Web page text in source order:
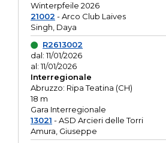
Winterpfeile 2026
21002 - Arco Club Laives
Singh, Daya
R2613002
dal: 11/01/2026
al: 11/01/2026
Interregionale
Abruzzo: Ripa Teatina (CH)
18 m
Gara Interregionale
13021 - ASD Arcieri delle Torri
Amura, Giuseppe